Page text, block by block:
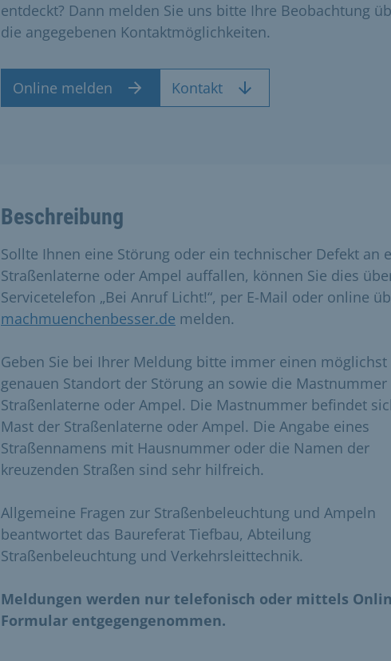
entdeckt? Dann melden Sie uns bitte Ihre Beobachtung
die angegebenen Kontaktmöglichkeiten.
Online melden Kontakt
Beschreibung
Sollte Ihnen eine Störung oder ein technischer Defekt an
Straßenlaterne oder Ampel auffallen, können Sie dies
Servicetelefon „Bei Anruf Licht!“, per E-Mail oder online
machmuenchenbesser.de melden.
Geben Sie bei Ihrer Meldung bitte immer einen möglichst
genauen Standort der Störung an sowie die Mastnummer
Straßenlaterne oder Ampel. Die Mastnummer befindet
Mast der Straßenlaterne oder Ampel. Die Angabe eines
Straßennamens mit Hausnummer oder die Namen der
kreuzenden Straßen sind sehr hilfreich.
Allgemeine Fragen zur Straßenbeleuchtung und Ampeln
beantwortet das Baureferat Tiefbau, Abteilung
Straßenbeleuchtung und Verkehrsleittechnik.
Meldungen werden nur telefonisch oder mittels
Formular entgegengenommen.